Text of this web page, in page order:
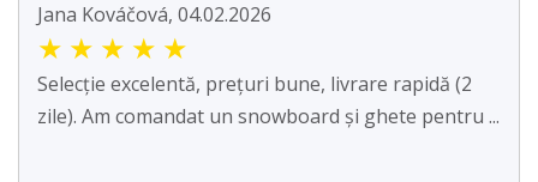
Jana Kováčová, 04.02.2026
★ ★ ★ ★ ★
Selecție excelentă, prețuri bune, livrare rapidă (2
zile). Am comandat un snowboard și ghete pentru ...